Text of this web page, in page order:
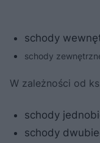
schody
schody
W zależności od
schody
schody